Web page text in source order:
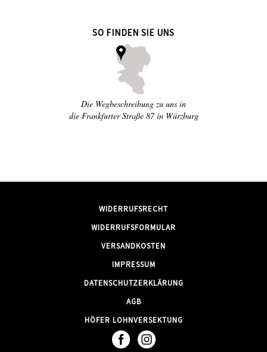
SO FINDEN SIE UNS
Die Wegbeschreibung zu uns in
die Frankfurter Straße 87 in Würzburg
WIDERRUFSRECHT
WIDERRUFSFORMULAR
VERSANDKOSTEN
IMPRESSUM
DATENSCHUTZERKLÄRUNG
AGB
HÖFER LOHNVERSEKTUNG